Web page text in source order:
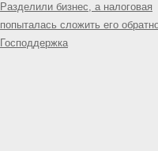
Разделили бизнес, а налоговая
попыталась сложить его
Господдержка